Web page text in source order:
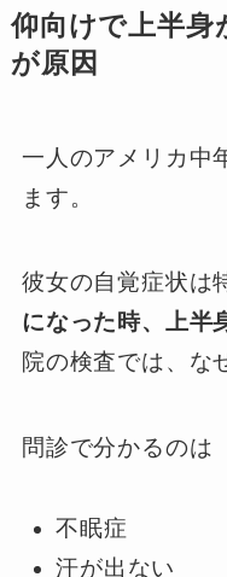
仰向けで上半身
が原因
一人のアメリカ中
ます。
彼女の自覚症状は
になった時、上半
院の検査では、な
問診で分かるのは
不眠症
汗が出ない